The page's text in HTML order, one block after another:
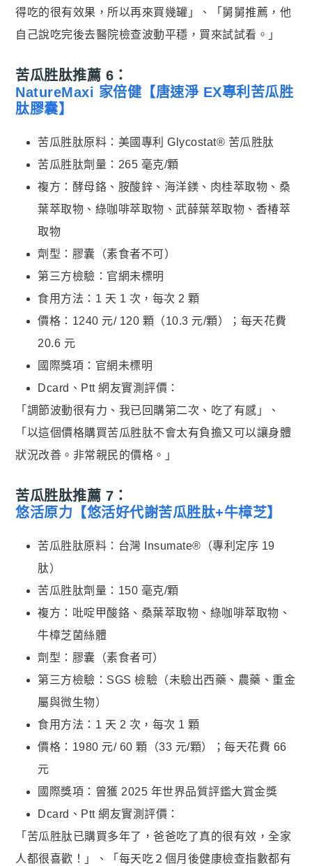
得吃的很有效果，所以再來買幾罐」、「舅舅推薦，他
自己說吃完後去醫院檢查波動平穩，買來試試看。」
苦瓜胜肽推薦 6：
NatureMaxi 家倍健【唐速淨 EX專利苦瓜胜
肽膠囊】
苦瓜胜肽原料：美國專利 Glycostat® 苦瓜胜肽
苦瓜胜肽劑量：265 毫克/顆
複方：酵母鉻、胺酸鋅、海洋鎂、肉桂萃取物、桑
葉萃取物、綠咖啡萃取物、武薛葉萃取物、香椿萃
取物
劑型：膠囊（素食者不可）
第三方檢驗：官網未標明
食用方法：1 天 1 次，每次 2 顆
價格：1240 元/ 120 顆（10.3 元/顆）；每天花費
20.6 元
國際獎項：官網未標明
Dcard、Ptt 網友實測評價：
「調節波動很有力、我已回購第二次、吃了有感」、
「以這個價格購買苦瓜胜肽不會太有負擔又可以讓身體
狀況改善。非常親民的價格。」
苦瓜胜肽推薦 7：
悠活原力【悠活好代謝苦瓜胜肽+牛樟芝】
苦瓜胜肽原料：台灣 Insumate®（專利定序 19
肽）
苦瓜胜肽劑量：150 毫克/顆
複方：吡啶甲酸鉻、桑葉萃取物、綠咖啡萃取物、
牛樟芝菌絲體
劑型：膠囊（素食者可）
第三方檢驗：SGS 檢驗（未驗出西藥、農藥、重金
屬與微生物）
食用方法：1 天 2 次，每次 1 顆
價格：1980 元/ 60 顆（33 元/顆）；每天花費 66
元
國際獎項：曾獲 2025 年世界品質評鑑大賞金獎
Dcard、Ptt 網友實測評價：
「苦瓜胜肽已購買多年了，爸爸吃了真的很有效，全家
人都很喜歡！」、「每天吃２個月後健康檢查指數都有